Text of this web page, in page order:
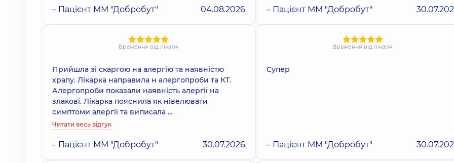
– Пацієнт ММ "Добробут" 04.08.2026 – Пацієнт ММ "Добробут"
Враження від лікаря
Прийшла зі скаргою на алергію та наявністю
храпу. Лікарка направила н алергопроби та КТ.
Алергопроби показали наявність алергії на
злакові. Лікарка пояснила як нівелювати
симптоми алергії та виписала ...
Читати весь відгук
– Пацієнт ММ "Добробут" 30.07.2026
Враження від лікаря
Супер
– Пацієнт ММ "Добробут"